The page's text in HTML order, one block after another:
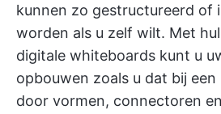
kunnen zo gestructureerd of
worden als u zelf wilt. Met
digitale whiteboards kunt u
opbouwen zoals u dat bij
door vormen, connectoren